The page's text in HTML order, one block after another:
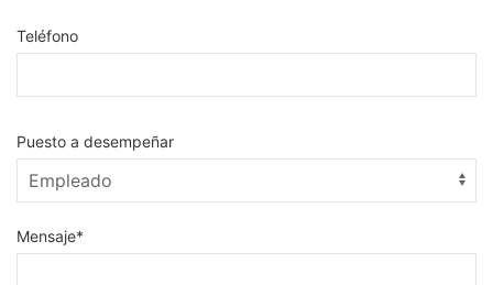
Teléfono
Puesto a desempeñar
Mensaje*